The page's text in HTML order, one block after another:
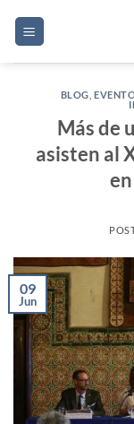
BLOG
Más de
asisten al
09
Jun